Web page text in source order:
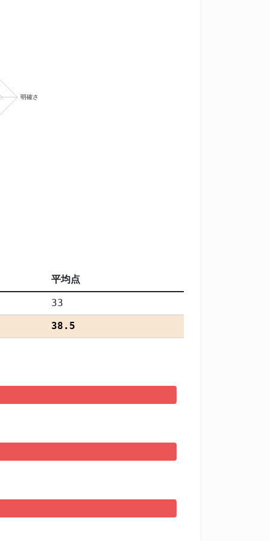
平均点
33
38.5